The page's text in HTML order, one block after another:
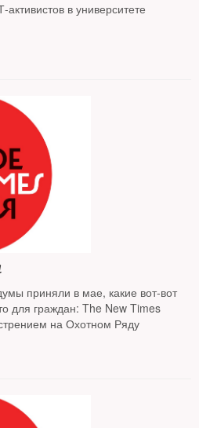
в университете
приняли в мае, какие вот-вот
для граждан: The New Times
на Охотном Ряду